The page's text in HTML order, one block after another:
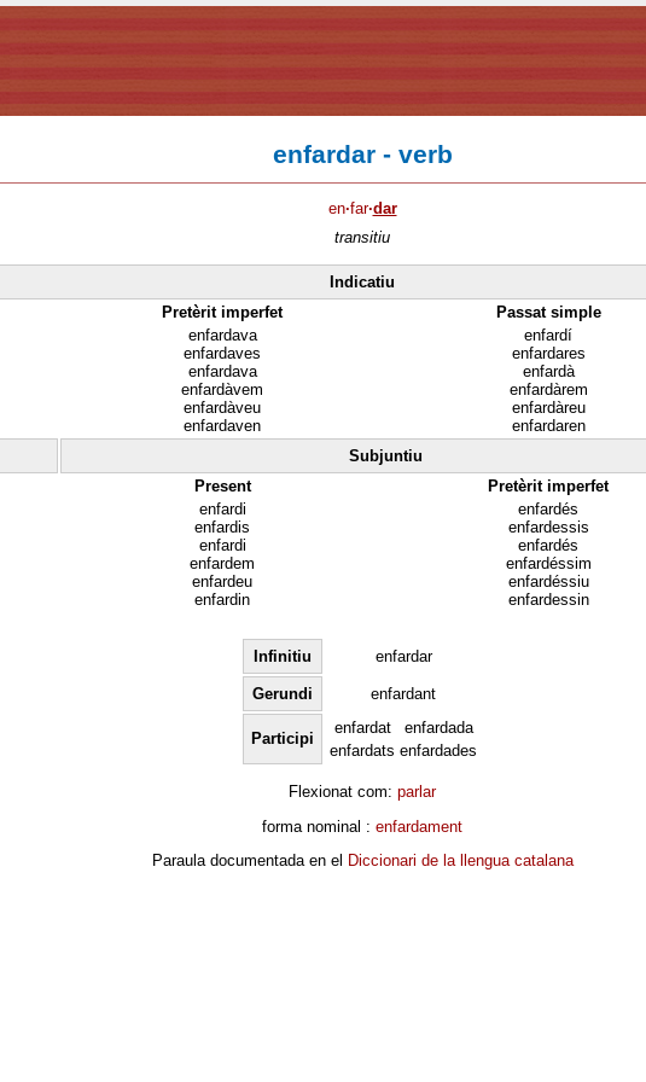
enfardar - verb
en·far·dar
transitiu
Indicatiu
Pretèrit imperfet Passat simple
enfardava
enfardaves
enfardava
enfardàvem
enfardàveu
enfardaven
enfardí
enfardares
enfardà
enfardàrem
enfardàreu
enfardaren
Subjuntiu
Present
Pretèrit imperfet
enfardi
enfardis
enfardi
enfardem
enfardeu
enfardin
enfardés
enfardessis
enfardés
enfardéssim
enfardéssiu
enfardessin
Infinitiu enfardar
Gerundi enfardant
Participi
enfardat
enfardada
enfardats enfardades
Flexionat com: parlar
forma nominal : enfardament
Paraula documentada en el Diccionari de la llengua catalana